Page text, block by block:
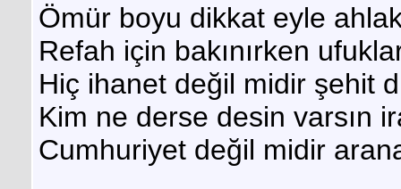
Ömür boyu dikkat eyle
Refah için bakınırken
Hiç ihanet değil midir şehit
Kim ne derse desin varsın
Cumhuriyet değil midir